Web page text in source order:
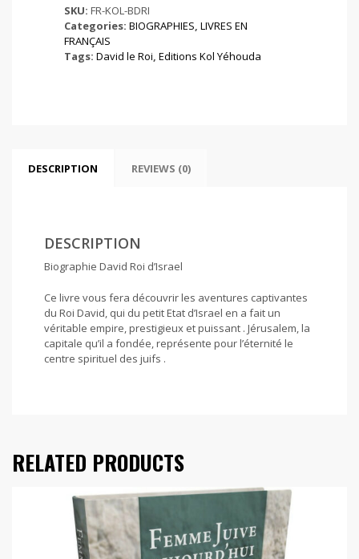
quantity
SKU: FR-KOL-BDRI
Categories: BIOGRAPHIES, LIVRES EN
FRANÇAIS
Tags: David le Roi, Editions Kol Yéhouda
DESCRIPTION REVIEWS (0)
DESCRIPTION
Biographie David Roi d’Israel
Ce livre vous fera découvrir les aventures captivantes
du Roi David, qui du petit Etat d’Israel en a fait un
véritable empire, prestigieux et puissant . Jérusalem, la
capitale qu’il a fondée, représente pour l’éternité le
centre spirituel des juifs .
RELATED PRODUCTS